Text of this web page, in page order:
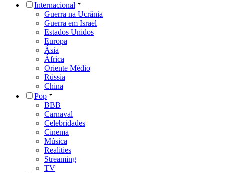
Internacional
Guerra na Ucrânia
Guerra em Israel
Estados Unidos
Europa
Ásia
África
Oriente Médio
Rússia
China
Pop
BBB
Carnaval
Celebridades
Cinema
Música
Realities
Streaming
TV